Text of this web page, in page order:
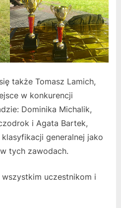
także Tomasz Lamich,
w konkurencji
Dominika Michalik,
i Agata Bartek,
generalnej jako
tych zawodach.
uczestnikom i